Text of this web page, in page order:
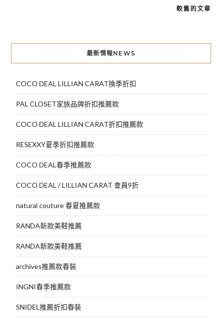
導
覽
較舊的文章
最新情報NEWS
COCO DEAL LILLIAN CARAT換季折扣
PAL CLOSET家族品牌折扣推薦款
COCO DEAL LILLIAN CARAT折扣推薦款
RESEXXY夏季折扣推薦款
COCO DEAL春季推薦款
COCO DEAL / LILLIAN CARAT 會員9折
natural couture 春夏推薦款
RANDA新款美鞋推薦
RANDA新款美鞋推薦
archives推薦款春裝
INGNI春季推薦款
SNIDEL推薦折扣春裝